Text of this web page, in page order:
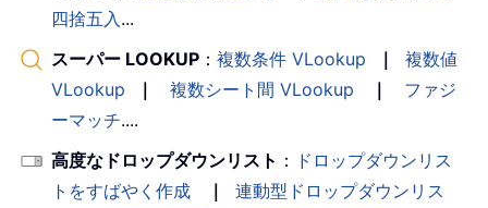
四捨五入 ...
スーパー LOOKUP ： 複数条件 VLookup ｜
複数値
VLookup
｜ 複数シート間 VLookup ｜
ファジ
ーマッチ....
高度なドロップダウンリスト ： ドロップダウンリス
トをすばやく作成
｜
連動型ドロップダウンリス